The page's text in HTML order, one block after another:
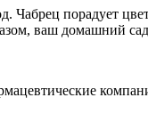
порадует
ваш домашний